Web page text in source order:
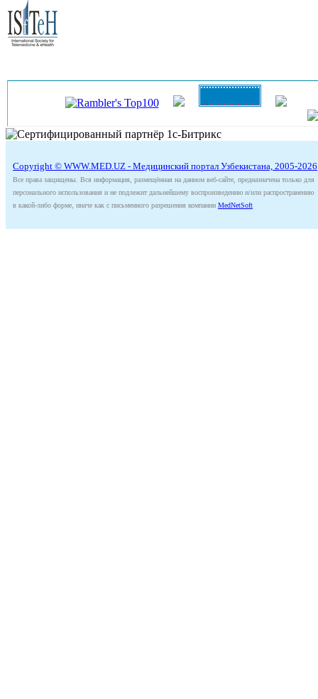
Copyright © WWW.MED.UZ - Медицинский портал Узбекистана, 2005-2026
Все права защищены. Вся информация, размещённая на данном веб-сайте, предназначена только для
персонального использования и не подлежит дальнейшему воспроизведению и/или распространению
в какой-либо форме, иначе как с письменного разрешения компании MedNetSoft